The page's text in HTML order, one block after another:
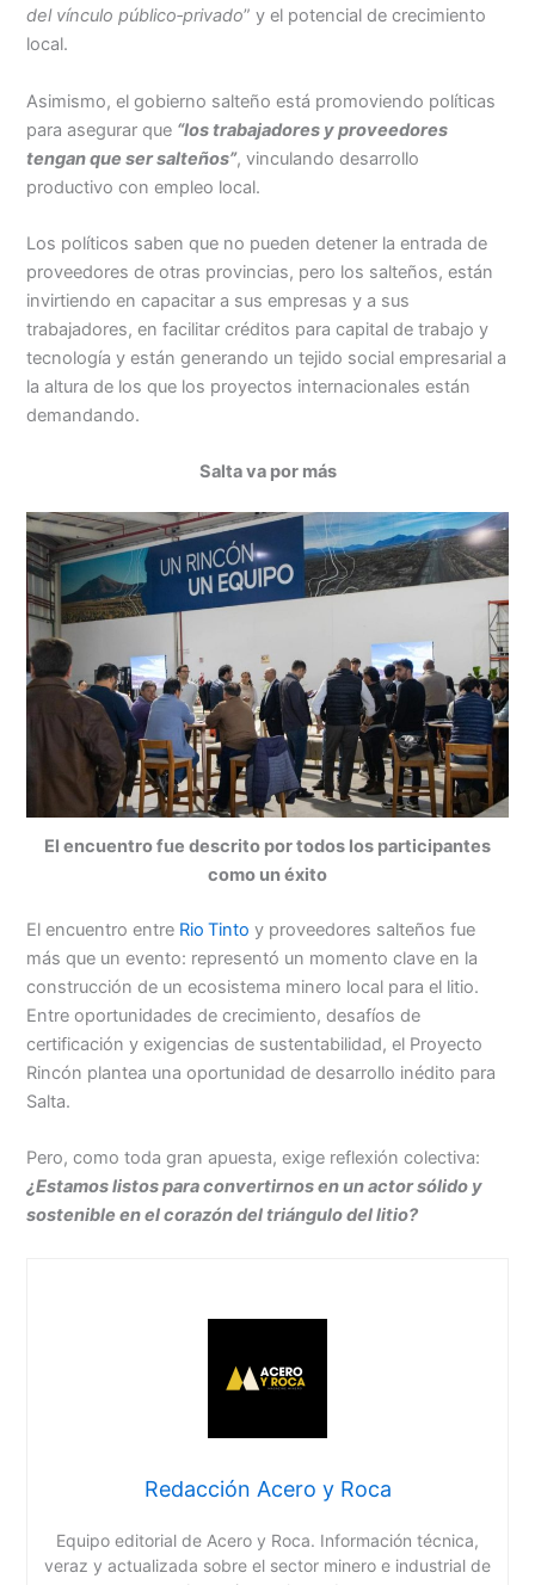
del vínculo público‑privado” y el potencial de crecimiento
local.
Asimismo, el gobierno salteño está promoviendo políticas
para asegurar que “los trabajadores y proveedores
tengan que ser salteños”, vinculando desarrollo
productivo con empleo local.
Los políticos saben que no pueden detener la entrada de
proveedores de otras provincias, pero los salteños, están
invirtiendo en capacitar a sus empresas y a sus
trabajadores, en facilitar créditos para capital de trabajo y
tecnología y están generando un tejido social empresarial a
la altura de los que los proyectos internacionales están
demandando.
Salta va por más
El encuentro fue descrito por todos los participantes
como un éxito
El encuentro entre Rio Tinto y proveedores salteños fue
más que un evento: representó un momento clave en la
construcción de un ecosistema minero local para el litio.
Entre oportunidades de crecimiento, desafíos de
certificación y exigencias de sustentabilidad, el Proyecto
Rincón plantea una oportunidad de desarrollo inédito para
Salta.
Pero, como toda gran apuesta, exige reflexión colectiva:
¿Estamos listos para convertirnos en un actor sólido y
sostenible en el corazón del triángulo del litio?
Redacción Acero y Roca
Equipo editorial de Acero y Roca. Información técnica,
veraz y actualizada sobre el sector minero e industrial de